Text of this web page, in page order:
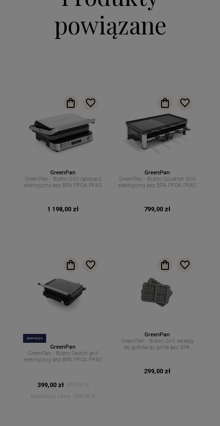
powiązane
GreenPan
GreenPan - Bistro Grill opiekacz
elektryczny bez BPA PFOA PFAS
1 198,00 zł
GreenPan
GreenPan - Bistro Gourmet Grill
elektryczny bez BPA PFOA PFAS
799,00 zł
promocja
GreenPan
GreenPan - Bistro Switch grill
elektryczny bez BPA PFOA PFAS
399,00 zł
599,00 zł
Najniższa cena:
599,00 zł
GreenPan
GreenPan - Bistro Grill wkłady
do gofrów do grilla bez BPA
299,00 zł